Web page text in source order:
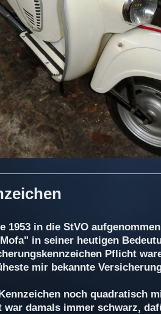
1953 in die StVO
in seiner heutigen
Pflicht
mir bekannte
noch quadratisch
war damals immer schwarz,